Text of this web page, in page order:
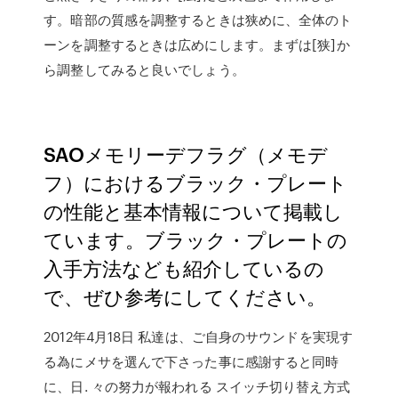
す。暗部の質感を調整するときは狭めに、全体のト
ーンを調整するときは広めにします。まずは[狭]か
ら調整してみると良いでしょう。
SAOメモリーデフラグ（メモデ
フ）におけるブラック・プレート
の性能と基本情報について掲載し
ています。ブラック・プレートの
入手方法なども紹介しているの
で、ぜひ参考にしてください。
2012年4月18日 私達は、ご自身のサウンドを実現す
る為にメサを選んで下さった事に感謝すると同時
に、日. 々の努力が報われる スイッチ切り替え方式